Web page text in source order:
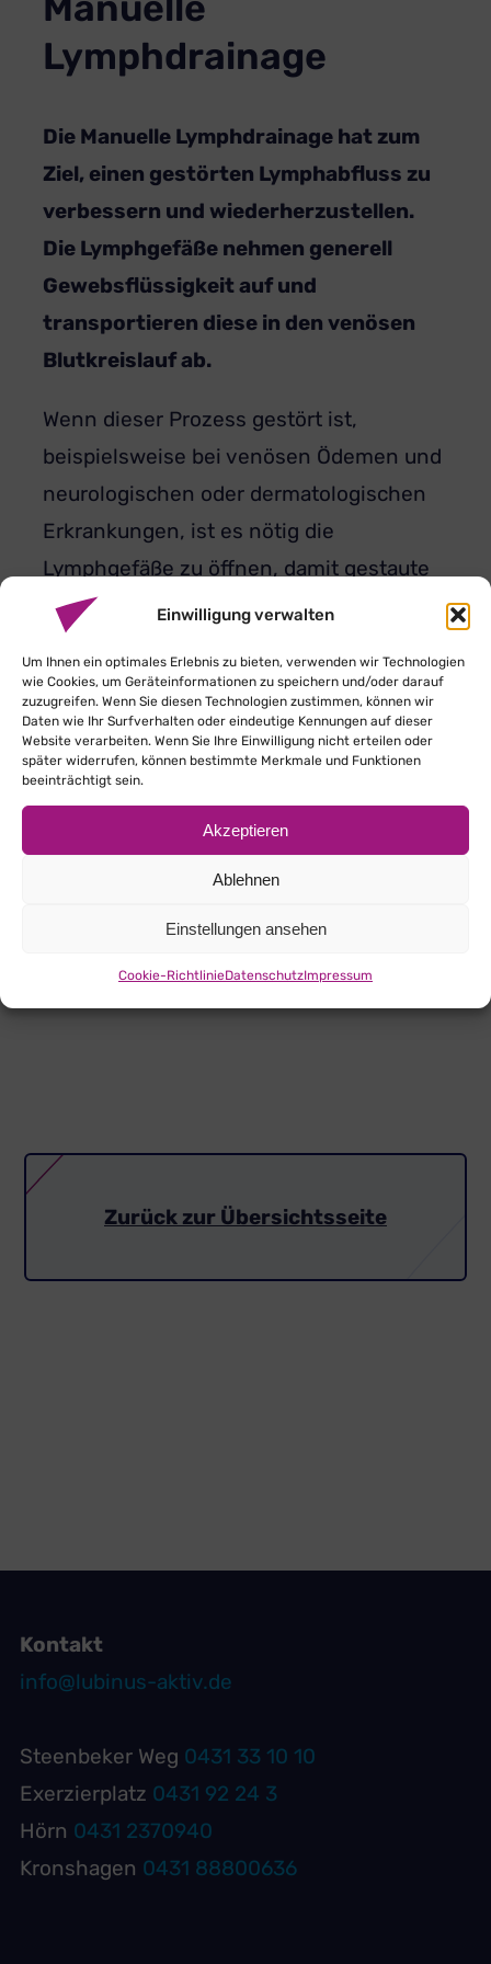
Einwilligung verwalten
Um Ihnen ein optimales Erlebnis zu bieten, verwenden wir Technologien
wie Cookies, um Geräteinformationen zu speichern und/oder darauf
zuzugreifen. Wenn Sie diesen Technologien zustimmen, können wir
Daten wie Ihr Surfverhalten oder eindeutige Kennungen auf dieser
Website verarbeiten. Wenn Sie Ihre Einwilligung nicht erteilen oder
später widerrufen, können bestimmte Merkmale und Funktionen
beeinträchtigt sein.
Akzeptieren
Ablehnen
Einstellungen ansehen
Cookie-RichtlinieDatenschutzImpressum
Lymphdrainage
Die Manuelle Lymphdrainage hat zum
Ziel, einen gestörten Lymphabfluss zu
verbessern und wiederherzustellen.
Die Lymphgefäße nehmen generell
Gewebsflüssigkeit auf und
transportieren diese in den venösen
Blutkreislauf ab.
Wenn dieser Prozess gestört ist,
beispielsweise bei venösen Ödemen und
neurologischen oder dermatologischen
Erkrankungen, ist es nötig die
Lymphgefäße zu öffnen, damit gestaute
Schlacken- und Giftstoffe abtransportiert
Lymphdrainage durch sanfte,
großflächige Streichungen, Pump – und
Kreisgriffe in Richtung des Herzens
bewirkt. Auf diese Weise werden mithilfe
der manuellen Lymphdrainage gestaute
Zurück zur Übersichtsseite
Kontakt
info@lubinus-aktiv.de
Steenbeker Weg 0431 33 10 10
Exerzierplatz 0431 92 24 3
Hörn 0431 2370940
Kronshagen 0431 88800636